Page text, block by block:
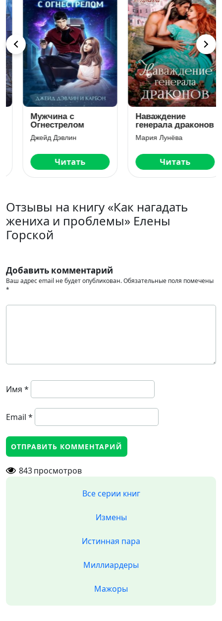
Наваждение
генерала драконов
Мария Лунёва
Читать
Измена. Ты
будешь моей
Адриана Дари
Читать
Отзывы на книгу «Как нагадать
жениха и проблемы» Елены
Горской
Добавить комментарий
Ваш адрес email не будет опубликован.Обязательные поля помечены
*
Имя *
Email *
843просмотров
Все серии книг
Измены
Истинная пара
Миллиардеры
Мажоры